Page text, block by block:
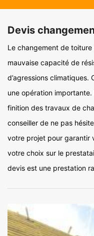
Devis
Le changement de
mauvaise capacité de
d’agressions climatiques.
une opération
finition des travaux de
conseiller de ne pas
votre projet pour garantir
votre choix sur le
devis est une prestation